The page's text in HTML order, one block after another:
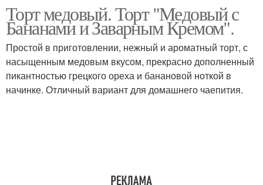
Медовые шарики Медовый шарик
Торт на скорую руку Торт без раскатки
Торт медовый. Торт "Медовый с
Бананами и Заварным Кремом".
Простой в приготовлении, нежный и ароматный торт, с
насыщенным медовым вкусом, прекрасно дополненный
пикантностью грецкого ореха и банановой ноткой в
начинке. Отличный вариант для домашнего чаепития.